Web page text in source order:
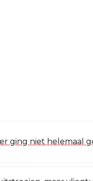
ging niet helemaal